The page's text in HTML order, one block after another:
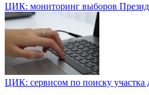
ЦИК: мониторинг выборов
ЦИК: сервисом по поиску участка